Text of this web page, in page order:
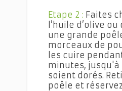
Etape 2 : Faites
l’huile d’olive
une grande
morceaux de
les cuire
minutes, jusqu'à
soient dorés.
poêle et